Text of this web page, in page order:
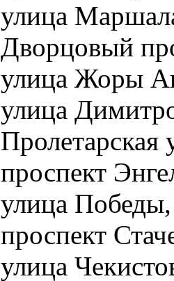
улица
Дворцовый
улица Жоры
улица
Пролетарская
проспект
улица
проспект
улица